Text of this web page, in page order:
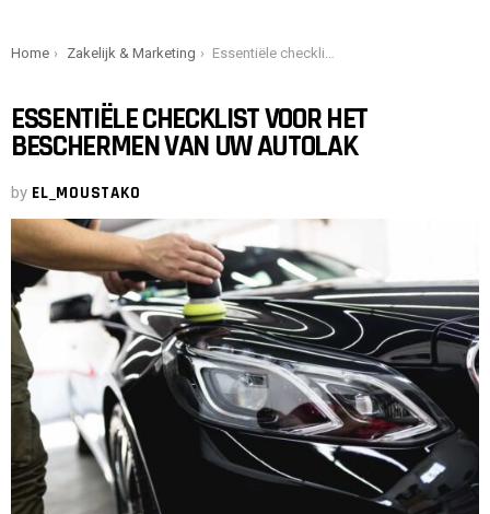
You are here:
Home Zakelijk & Marketing Essentiële checklist voor het beschermen van uw autolak
ESSENTIËLE CHECKLIST VOOR HET
BESCHERMEN VAN UW AUTOLAK
by EL_MOUSTAKO